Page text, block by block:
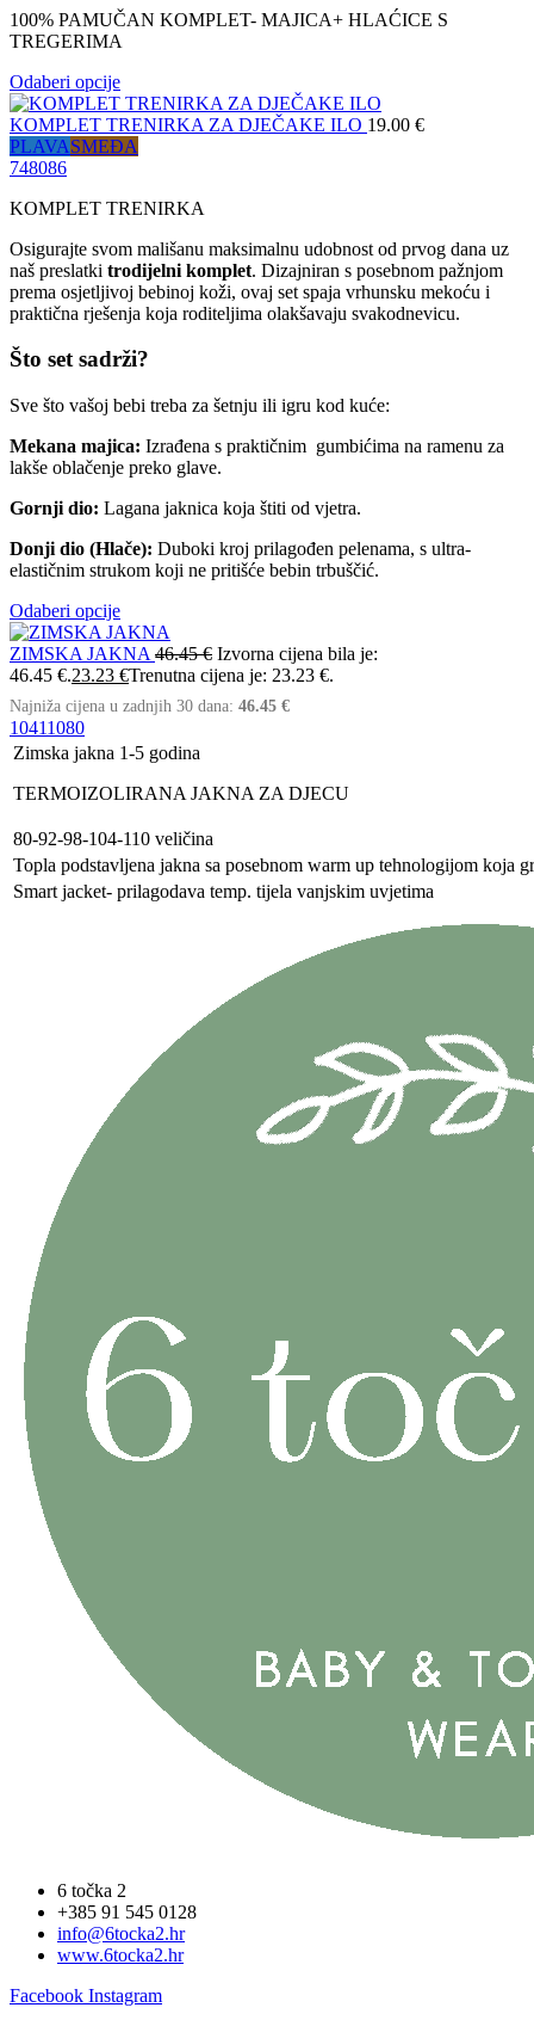
100% PAMUČAN KOMPLET- MAJICA+ HLAĆICE S
TREGERIMA
Odaberi opcije
KOMPLET TRENIRKA ZA DJEČAKE ILO 19.00 €
PLAVASMEĐA
748086
KOMPLET TRENIRKA
Osigurajte svom mališanu maksimalnu udobnost od prvog dana uz
naš preslatki trodijelni komplet. Dizajniran s posebnom pažnjom
prema osjetljivoj bebinoj koži, ovaj set spaja vrhunsku mekoću i
praktična rješenja koja roditeljima olakšavaju svakodnevicu.
Što set sadrži?
Sve što vašoj bebi treba za šetnju ili igru kod kuće:
Mekana majica: Izrađena s praktičnim gumbićima na ramenu za
lakše oblačenje preko glave.
Gornji dio: Lagana jaknica koja štiti od vjetra.
Donji dio (Hlače): Duboki kroj prilagođen pelenama, s ultra-
elastičnim strukom koji ne pritišće bebin trbuščić.
Odaberi opcije
ZIMSKA JAKNA 46.45€ Izvorna cijena bila je:
46.45 €.23.23 €Trenutna cijena je: 23.23 €.
Najniža cijena u zadnjih 30 dana: 46.45 €
10411080
Zimska jakna 1-5 godina
TERMOIZOLIRANA JAKNA ZA DJECU
80-92-98-104-110 veličina
Topla podstavljena jakna sa posebnom warm up tehnologijom koja
Smart jacket- prilagodava temp. tijela vanjskim uvjetima
6 točka 2
+385 91 545 0128
info@6tocka2.hr
www.6tocka2.hr
Facebook Instagram